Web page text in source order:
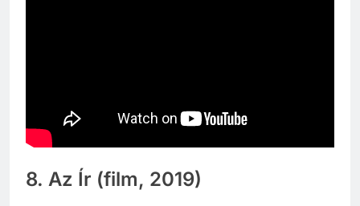
8. Az Ír (film, 2019)